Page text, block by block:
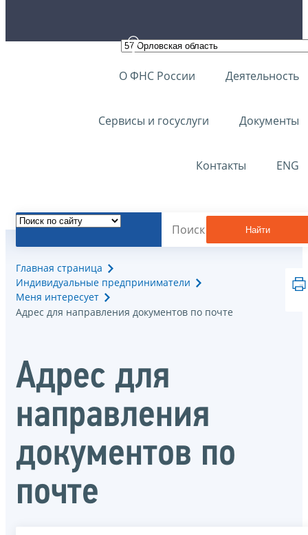
О ФНС России Деятельность
Сервисы и госуслуги Документы
Контакты ENG
Найти
Главная страница
Индивидуальные предприниматели
Меня интересует
Адрес для направления документов по почте
Адрес для
направления
документов по
почте